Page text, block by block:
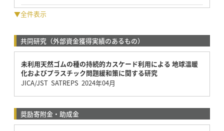
▼全件表示
共同研究（外部資金獲得実績のあるもの）
未利用天然ゴムの種の持続的カスケード利用による 地球温暖
化およびプラスチック問題緩和策に関する研究
JICA/JST SATREPS 2024年04月
奨励寄附金・助成金